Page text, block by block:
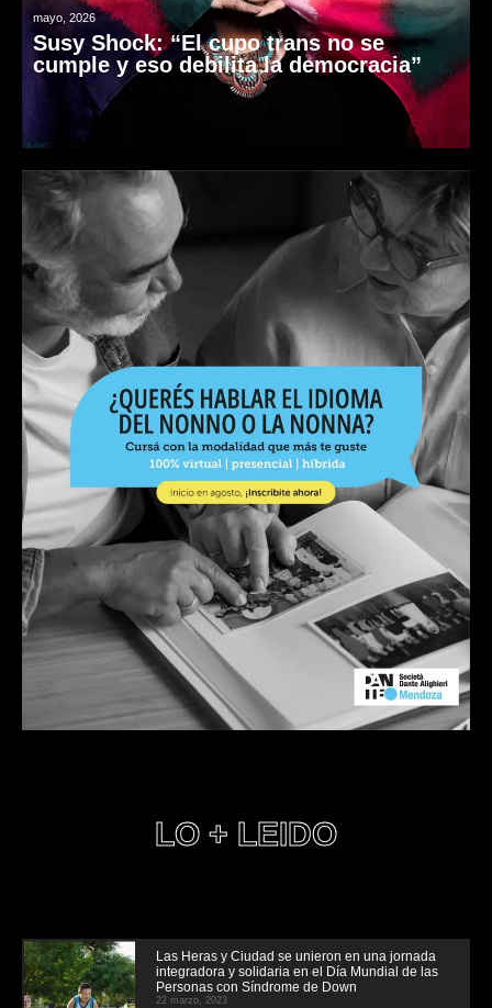
mayo, 2026
Susy Shock: “El cupo trans no se
cumple y eso debilita la democracia”
LO + LEIDO
Las Heras y Ciudad se unieron en una jornada
integradora y solidaria en el Día Mundial de las
Personas con Síndrome de Down
22 marzo, 2023